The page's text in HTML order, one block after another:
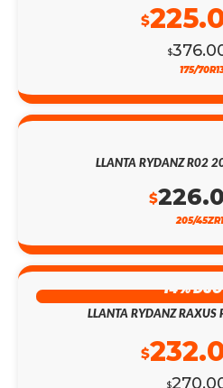
$
$
175/
LLANTA RYDANZ R02
$
205/
14%
LLANTA RYDANZ
$
$